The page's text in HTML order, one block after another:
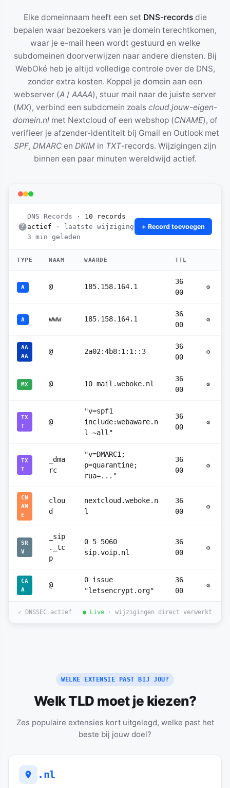
Elke domeinnaam heeft een set DNS-recordsdie
bepalen waar bezoekers van je domein terechtkomen,
waar je e-mail heen wordt gestuurd en welke
subdomeinen doorverwijzen naar andere diensten. Bij
WebOké heb je altijd volledige controle over de DNS,
zonder extra kosten. Koppel je domein aan een
webserver (A / AAAA), stuur mail naar de juiste server
(MX), verbind een subdomein zoals cloud.jouw-eigen-
domein.nlmet Nextcloud of een webshop (CNAME), of
verifieer je afzender-identiteit bij Gmail en Outlook met
SPF, DMARC en DKIM in TXT-records. Wijzigingen zijn
binnen een paar minuten wereldwijd actief.
DNS Records · 10 records
actief · laatste wijziging
3 min geleden
+ Record toevoegen
TYPE NAAM WAARDE TTL
A @ 185.158.164.1
36
00
⚙
A www 185.158.164.1
36
00
⚙
AA
AA
@ 2a02:4b8:1:1::3
36
00
⚙
MX @ 10 mail.weboke.nl
36
00
⚙
TX
T
@
"v=spf1
include:webaware.n
l ~all"
36
00
⚙
TX
T
_dma
rc
"v=DMARC1;
p=quarantine;
rua=..."
36
00
⚙
CN
AM
E
clou
d
nextcloud.weboke.n
l
36
00
⚙
SR
V
_sip
._tc
p
0 5 5060
sip.voip.nl
36
00
⚙
CA
A
@
0 issue
"letsencrypt.org"
36
00
⚙
✓ DNSSEC actief ● Live · wijzigingen direct verwerkt
WELKE EXTENSIE PAST BIJ JOU?
Welk TLD moet je kiezen?
Zes populaire extensies kort uitgelegd, welke past het
beste bij jouw doel?
.nl